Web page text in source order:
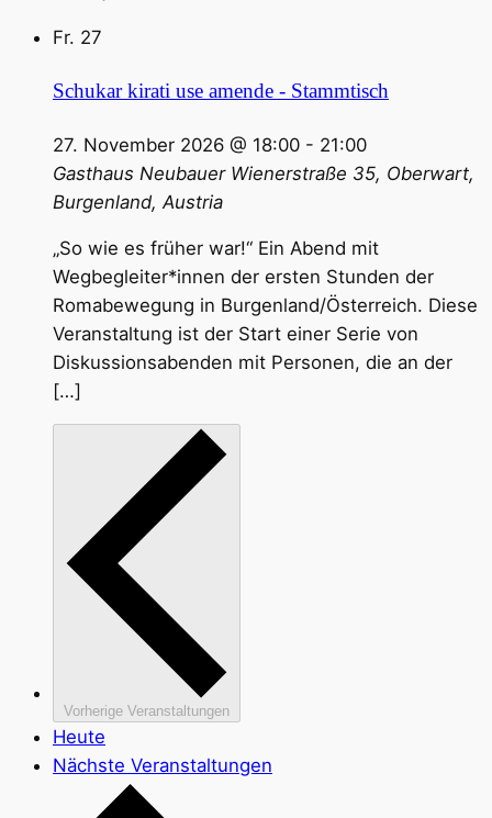
Fr. 27
Schukar kirati use amende - Stammtisch
27. November 2026 @ 18:00 - 21:00
Gasthaus Neubauer Wienerstraße 35, Oberwart,
Burgenland, Austria
„So wie es früher war!“ Ein Abend mit
Wegbegleiter*innen der ersten Stunden der
Romabewegung in Burgenland/Österreich. Diese
Veranstaltung ist der Start einer Serie von
Diskussionsabenden mit Personen, die an der
[…]
Vorherige Veranstaltungen
Heute
Nächste Veranstaltungen